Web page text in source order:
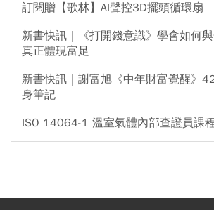
訂閱贈【歌林】AI聲控3D擺頭循環扇
新書快訊｜《打開錢意識》學會如何
真正體現富足
新書快訊｜謝富旭《中年財富覺醒》
身筆記
ISO 14064-1 溫室氣體內部查證員課